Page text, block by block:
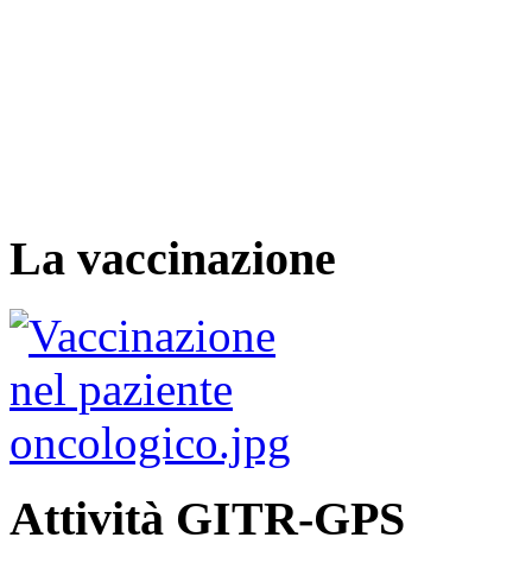
La vaccinazione
Attività GITR-GPS